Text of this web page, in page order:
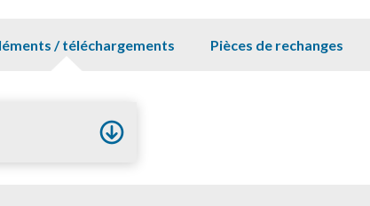
/ téléchargements Pièces de rechanges